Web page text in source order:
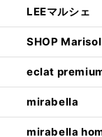
LEEマルシェ
SHOP Marisol
eclat
mirabella
mirabella